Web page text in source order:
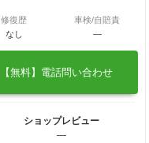
修復歴
なし
車検/自賠責
―
【無料】電話問い合わせ
ショップレビュー
―